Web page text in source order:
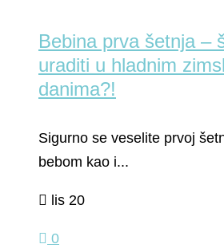
Bebina prva šetnja –
uraditi u hladnim
danima?!
Sigurno se veselite prvoj
bebom kao i...
lis 20
0